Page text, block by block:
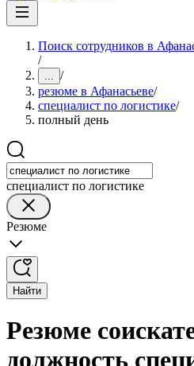
Поиск сотрудников в
/
... /
резюме в Афанасьеве/
специалист по логистике/
полный день
специалист по логистике
Резюме
Найти
Резюме
должность